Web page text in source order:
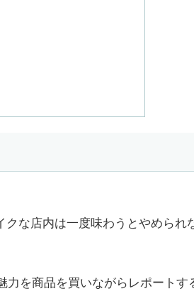
な店内は一度味わうとやめられ
力を商品を買いながらレポートす